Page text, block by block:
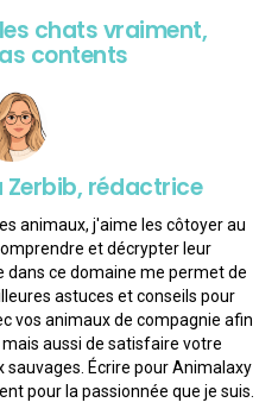
chats vraiment,
contents
Zerbib, rédactrice
animaux, j'aime les côtoyer au
et décrypter leur
ce domaine me permet de
astuces et conseils pour
vos animaux de compagnie afin
aussi de satisfaire votre
sauvages. Écrire pour Animalaxy
pour la passionnée que je suis.